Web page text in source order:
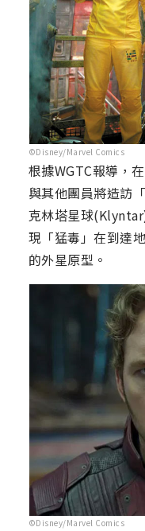
©Disney/Marvel Comics
根據WGTC報導，
與其他團員將造訪
克林塔星球
現「猛毒」在到達
的外星原型。
©Disney/Marvel Comics